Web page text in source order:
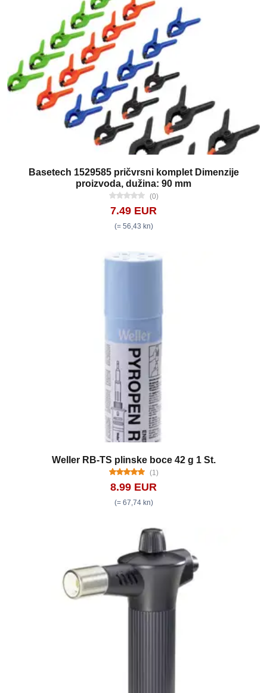
Basetech 1529585 pričvrsni komplet Dimenzije
proizvoda, dužina: 90 mm
(0)
7.49 EUR
(= 56,43 kn)
Weller RB-TS plinske boce 42 g 1 St.
(1)
8.99 EUR
(= 67,74 kn)